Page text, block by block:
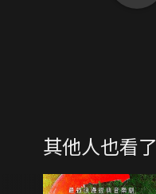
其他人也看了